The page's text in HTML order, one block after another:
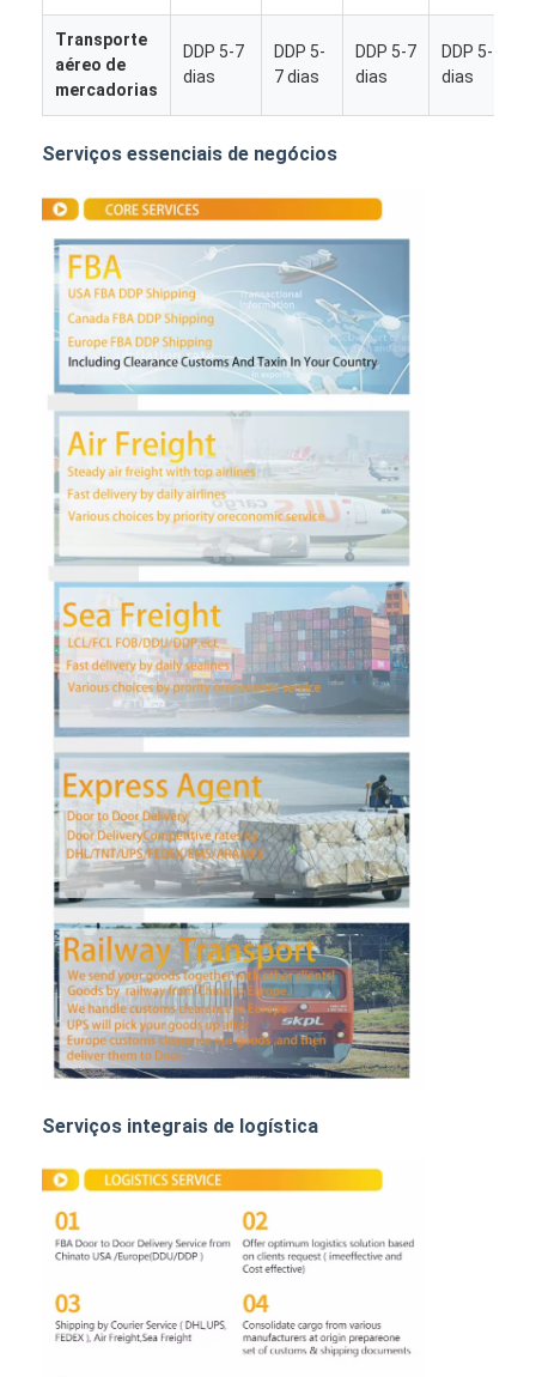
Casa
Produtos
Quem Somos
Fábrica
Controle de Qualidade
Fale Conosco
Converse agora
Frete internacional dianteiro
Frete de ar dianteiro
frete marítimo
Envio de DDP da China
transporte expresso
FRETE DE TRILHO
Navio para a Amazônia
Transporte de mercadorias por caminhão
Serviço de armazenagem
Transporte
aéreo de
mercadorias
DDP 5-7
dias
DDP 5-
7 dias
DDP 5-7
dias
DDP 5-7
dias
Serviços essenciais de negócios
Serviços integrais de logística